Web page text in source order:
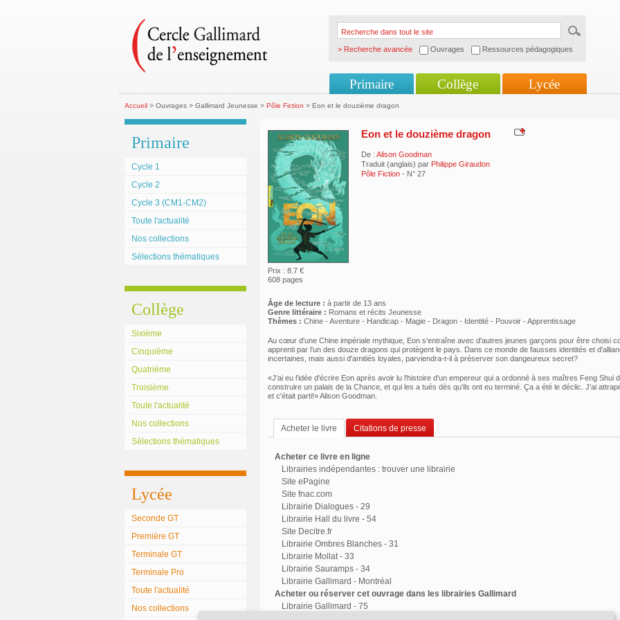
> Recherche avancée Ouvrages Ressources pédagogiques
Primaire Collège Lycée
Accueil> Ouvrages > Gallimard Jeunesse > Pôle Fiction > Eon et le douzième dragon
Primaire
Cycle 1
Cycle 2
Cycle 3 (CM1-CM2)
Toute l'actualité
Nos collections
Sélections thématiques
Collège
Sixième
Cinquième
Quatrième
Troisième
Toute l'actualité
Nos collections
Sélections thématiques
Lycée
Seconde GT
Première GT
Terminale GT
Terminale Pro
Toute l'actualité
Nos collections
Prix : 8.7 €
608 pages
Eon et le douzième dragon
De : Alison Goodman
Traduit (anglais) par Philippe Giraudon
Pôle Fiction - N° 27
Âge de lecture : à partir de 13 ans
Genre littéraire : Romans et récits Jeunesse
Thèmes : Chine - Aventure - Handicap - Magie - Dragon - Identité - Pouvoir - Apprentissage
Au cœur d'une Chine impériale mythique, Eon s'entraîne avec d'autres jeunes garçons pour être choisi
apprenti par l'un des douze dragons qui protègent le pays. Dans ce monde de fausses identités et
incertaines, mais aussi d'amitiés loyales, parviendra-t-il à préserver son dangeureux secret?
«J'ai eu l'idée d'écrire Eon après avoir lu l'histoire d'un empereur qui a ordonné à ses maîtres Feng Shui
construire un palais de la Chance, et qui les a tués dès qu'ils ont eu terminé. Ça a été le déclic. J'ai
et c'était parti!» Alison Goodman.
Acheter le livre Citations de presse
Acheter ce livre en ligne
Librairies indépendantes : trouver une librairie
Site ePagine
Site fnac.com
Librairie Dialogues - 29
Librairie Hall du livre - 54
Site Decitre.fr
Librairie Ombres Blanches - 31
Librairie Mollat - 33
Librairie Sauramps - 34
Librairie Gallimard - Montréal
Acheter ou réserver cet ouvrage dans les librairies Gallimard
Librairie Gallimard - 75